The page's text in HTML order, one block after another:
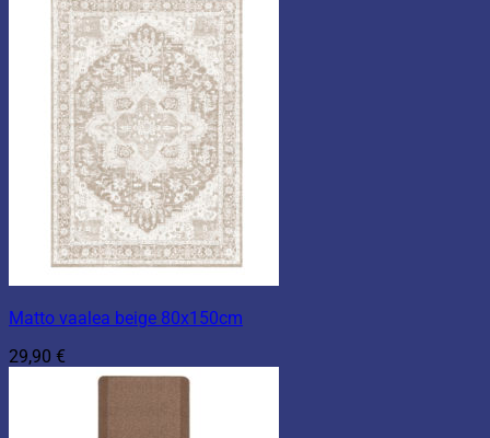
Matto vaalea beige 80x150cm
29,90 €